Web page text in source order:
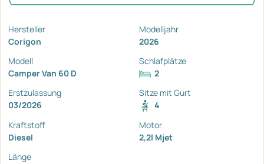
Hersteller
Corigon
Modelljahr
2026
Modell
Camper Van 60 D
Schlafplätze
2
Erstzulassung
03/2026
Sitze mit Gurt
4
Kraftstoff
Diesel
Motor
2,2l Mjet
Länge